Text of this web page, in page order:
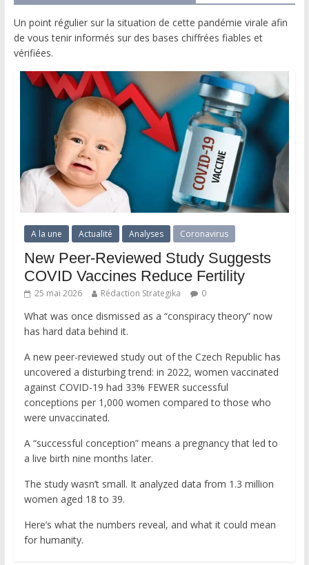
Un point régulier sur la situation de cette pandémie virale afin
de vous tenir informés sur des bases chiffrées fiables et
vérifiées.
A la une Actualité Analyses Coronavirus
New Peer-Reviewed Study Suggests
COVID Vaccines Reduce Fertility
25 mai 2026 Rédaction Strategika 0
What was once dismissed as a “conspiracy theory” now
has hard data behind it.
A new peer-reviewed study out of the Czech Republic has
uncovered a disturbing trend: in 2022, women vaccinated
against COVID-19 had 33% FEWER successful
conceptions per 1,000 women compared to those who
were unvaccinated.
A “successful conception” means a pregnancy that led to
a live birth nine months later.
The study wasn’t small. It analyzed data from 1.3 million
women aged 18 to 39.
Here’s what the numbers reveal, and what it could mean
for humanity.